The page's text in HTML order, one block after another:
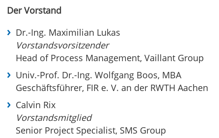
Der Vorstand
Dr.-Ing. Maximilian Lukas
Vorstandsvorsitzender
Head of Process Management, Vaillant Group
Univ.-Prof. Dr.-Ing. Wolfgang Boos, MBA
Geschäftsführer, FIR e. V. an der RWTH Aachen
Calvin Rix
Vorstandsmitglied
Senior Project Specialist, SMS Group